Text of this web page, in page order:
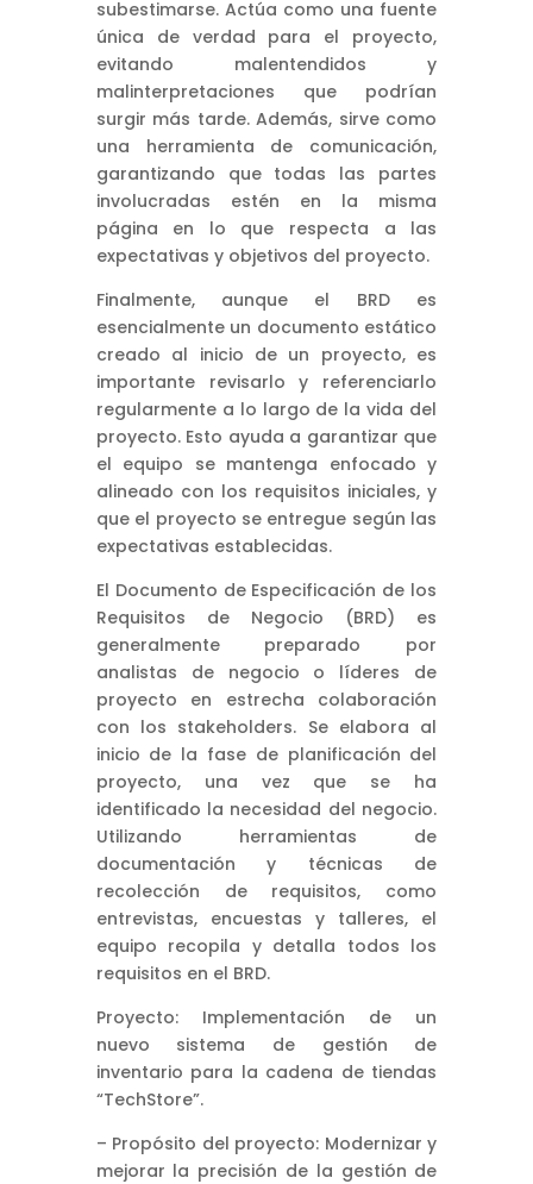
subestimarse. Actúa como una fuente
única de verdad para el proyecto,
evitando malentendidos y
malinterpretaciones que podrían
surgir más tarde. Además, sirve como
una herramienta de comunicación,
garantizando que todas las partes
involucradas estén en la misma
página en lo que respecta a las
expectativas y objetivos del proyecto.
Finalmente, aunque el BRD es
esencialmente un documento estático
creado al inicio de un proyecto, es
importante revisarlo y referenciarlo
regularmente a lo largo de la vida del
proyecto. Esto ayuda a garantizar que
el equipo se mantenga enfocado y
alineado con los requisitos iniciales, y
que el proyecto se entregue según las
expectativas establecidas.
El Documento de Especificación de los
Requisitos de Negocio (BRD) es
generalmente preparado por
analistas de negocio o líderes de
proyecto en estrecha colaboración
con los stakeholders. Se elabora al
inicio de la fase de planificación del
proyecto, una vez que se ha
identificado la necesidad del negocio.
Utilizando herramientas de
documentación y técnicas de
recolección de requisitos, como
entrevistas, encuestas y talleres, el
equipo recopila y detalla todos los
requisitos en el BRD.
Proyecto: Implementación de un
nuevo sistema de gestión de
inventario para la cadena de tiendas
“TechStore”.
– Propósito del proyecto: Modernizar y
mejorar la precisión de la gestión de